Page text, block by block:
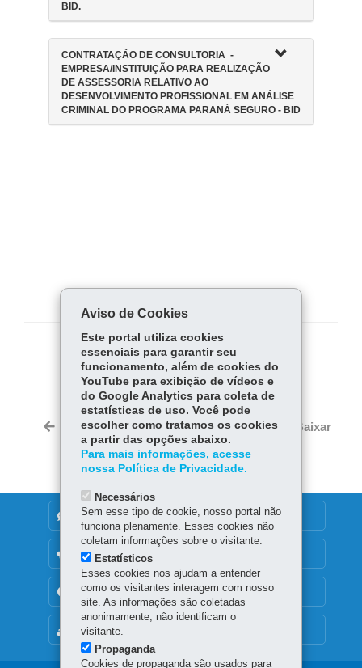
BID.
CONTRATAÇÃO DE CONSULTORIA -
EMPRESA/INSTITUIÇÃO PARA REALIZAÇÃO
DE ASSESSORIA RELATIVO AO
DESENVOLVIMENTO PROFISSIONAL EM ANÁLISE
CRIMINAL DO PROGRAMA PARANÁ SEGURO - BID
COMPARTILHE:
Fa
ce
bo
ok
Tw
itt
er
W
ha
ts
p
Voltar Início Imprimir Baixar
MAPA DO SITE
DENUNCIE CORRUPÇÃO
OUVIDORIA
TRANSPARÊNCIA INSTITUCIONAL
Aviso de Cookies
Este portal utiliza cookies
essenciais para garantir seu
funcionamento, além de cookies do
YouTube para exibição de vídeos e
do Google Analytics para coleta de
estatísticas de uso. Você pode
escolher como tratamos os cookies
a partir das opções abaixo.
Para mais informações, acesse
nossa Política de Privacidade.
Necessários
Sem esse tipo de cookie, nosso portal não
funciona plenamente. Esses cookies não
coletam informações sobre o visitante.
Estatísticos
Esses cookies nos ajudam a entender
como os visitantes interagem com nosso
site. As informações são coletadas
anonimamente, não identificam o
visitante.
Propaganda
Cookies de propaganda são usados para